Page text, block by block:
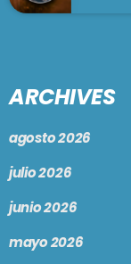
ARCHIVES
agosto 2026
julio 2026
junio 2026
mayo 2026